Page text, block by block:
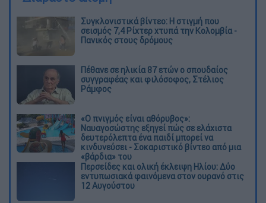
Συγκλονιστικά βίντεο: Η στιγμή που
σεισμός 7,4 Ρίχτερ χτυπά την Κολομβία -
Πανικός στους δρόμους
Πέθανε σε ηλικία 87 ετών ο σπουδαίος
συγγραφέας και φιλόσοφος, Στέλιος
Ράμφος
«Ο πνιγμός είναι αθόρυβος»:
Ναυαγοσώστης εξηγεί πώς σε ελάχιστα
δευτερόλεπτα ένα παιδί μπορεί να
κινδυνεύσει - Σοκαριστικό βίντεο από μια
«βάρδια» του
Περσείδες και ολική έκλειψη Ηλίου: Δύο
εντυπωσιακά φαινόμενα στον ουρανό στις
12 Αυγούστου